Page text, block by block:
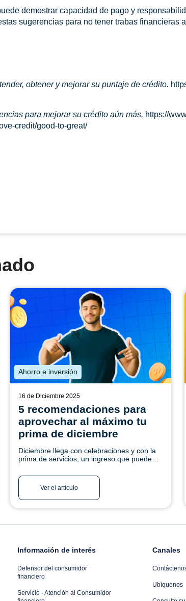
demostrar capacidad de pago y
sugerencias para no tener trabas financieras
obtener y mejorar su puntaje de crédito.
para mejorar su crédito aún más. https://
credit/good-to-great/
Ahorro e inversión
16 de Diciembre 2025
5 recomendaciones para
aprovechar al máximo tu
prima de diciembre
Diciembre llega con celebraciones y con la
prima de servicios, un ingreso que puede
tu bienestar financiero.
Ver el artículo
Información de interés
Defensor del consumidor
financiero
Servicio - Atención al Consumidor
Canales
Ubíquenos